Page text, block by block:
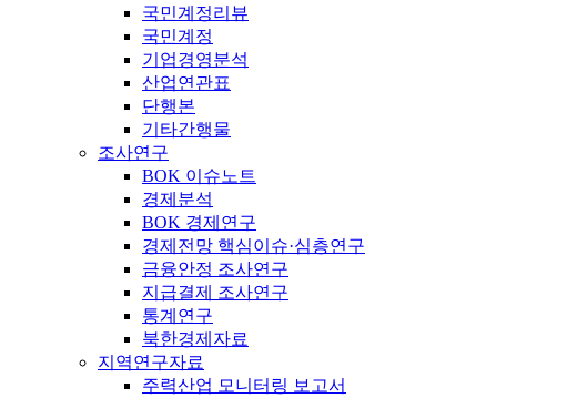
국민계정리뷰
국민계정
기업경영분석
산업연관표
단행본
기타간행물
조사연구
BOK 이슈노트
경제분석
BOK 경제연구
경제전망 핵심이슈·심층연구
금융안정 조사연구
지급결제 조사연구
통계연구
북한경제자료
지역연구자료
주력산업 모니터링 보고서